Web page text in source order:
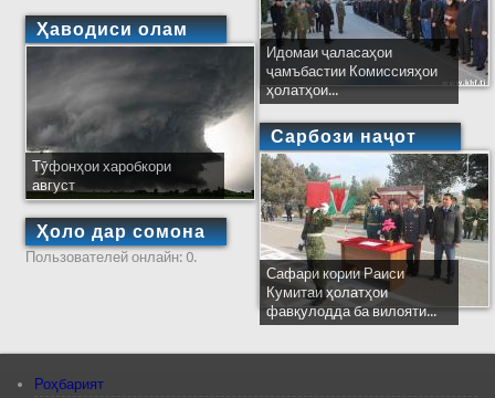
Ҳаводиси олам
Тӯфонҳои харобкори
август
Ҳоло дар сомона
Пользователей онлайн: 0.
Идомаи ҷаласаҳои
ҷамъбастии Комиссияҳои
ҳолатҳои...
Сарбози наҷот
Сафари кории Раиси
Кумитаи ҳолатҳои
фавқулодда ба вилояти...
Роҳбарият